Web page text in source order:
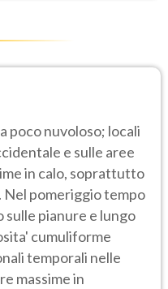
poco nuvoloso; locali
e sulle aree
in calo, soprattutto
Nel pomeriggio tempo
pianure e lungo
cumuliforme
temporali nelle
massime in